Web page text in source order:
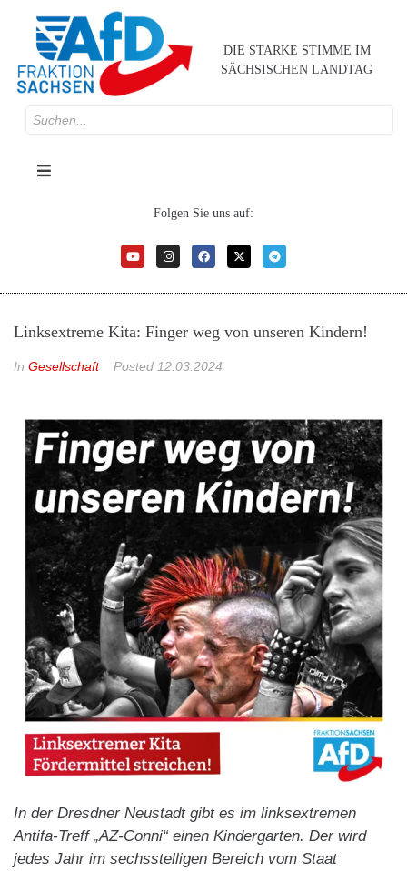
DIE STARKE STIMME IM
SÄCHSISCHEN LANDTAG
Folgen Sie uns auf:
Linksextreme Kita: Finger weg von unseren Kindern!
In Gesellschaft Posted 12.03.2024
In der Dresdner Neustadt gibt es im linksextremen
Antifa-Treff „AZ-Conni“ einen Kindergarten. Der wird
jedes Jahr im sechsstelligen Bereich vom Staat